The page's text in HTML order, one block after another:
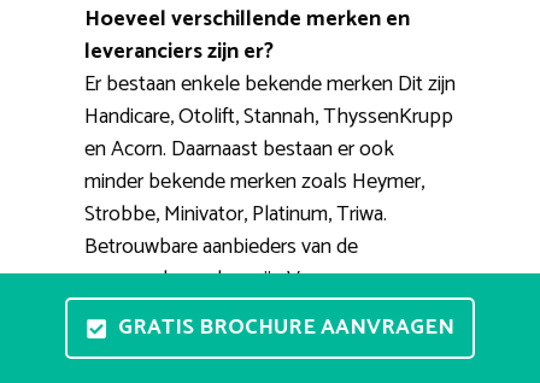
Hoeveel verschillende merken en
leveranciers zijn er?
Er bestaan enkele bekende merken Dit zijn
Handicare, Otolift, Stannah, ThyssenKrupp
en Acorn. Daarnaast bestaan er ook
minder bekende merken zoals Heymer,
Strobbe, Minivator, Platinum, Triwa.
Betrouwbare aanbieders van de
genoemde merken zijn Vegro,
PractiComfort, Smienk, 123traplift, TipTop.
GRATIS BROCHURE AANVRAGEN